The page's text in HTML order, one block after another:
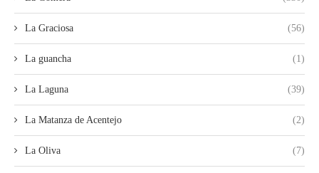
La Graciosa (56)
La guancha (1)
La Laguna (39)
La Matanza de Acentejo (2)
La Oliva (7)